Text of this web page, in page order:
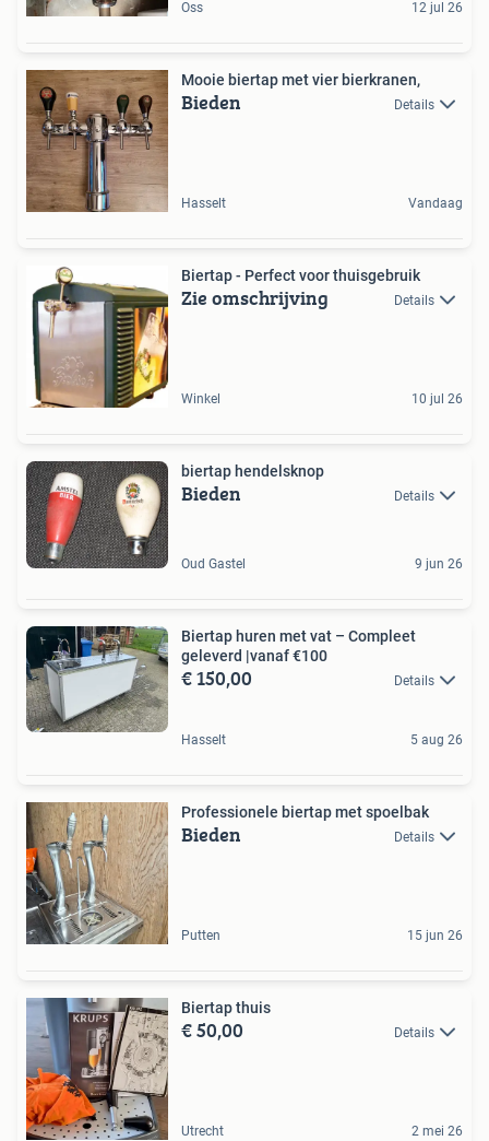
Oss 12 jul 26
Mooie biertap met vier bierkranen,
Bieden Details
Hasselt Vandaag
Biertap - Perfect voor thuisgebruik
Zie omschrijving Details
Winkel 10 jul 26
biertap hendelsknop
Bieden Details
Oud Gastel 9 jun 26
Biertap huren met vat – Compleet
geleverd |vanaf €100
€ 150,00 Details
Hasselt 5 aug 26
Professionele biertap met spoelbak
Bieden Details
Putten 15 jun 26
Biertap thuis
€ 50,00 Details
Utrecht 2 mei 26